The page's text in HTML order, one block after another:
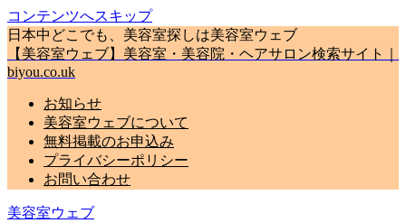
コンテンツへスキップ
日本中どこでも、美容室探しは美容室ウェブ
【美容室ウェブ】美容室・美容院・ヘアサロン検索サイト｜
biyou.co.uk
お知らせ
美容室ウェブについて
無料掲載のお申込み
プライバシーポリシー
お問い合わせ
美容室ウェブ